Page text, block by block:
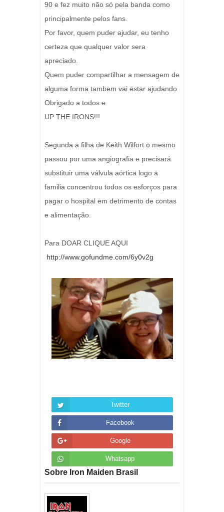
90 e fez muito não só pela banda como
principalmente pelos fans.
Por favor, quem puder ajudar, eu tenho
certeza que qualquer valor sera
apreciado.
Quem puder compartilhar a mensagem de
alguma forma tambem vai estar ajudando
Obrigado a todos e
UP THE IRONS!!!
Segunda a filha de Keith Wilfort o mesmo
passou por uma angiografia e precisará
substituir uma válvula aórtica logo a
familia concentrou todos os esforços para
pagar o hospital em detrimento de contas
e alimentação.
Para DOAR CLIQUE AQUI
http://www.gofundme.com/6y0v2g
Twitter
Facebook
Google
Whatsapp
Sobre Iron Maiden Brasil